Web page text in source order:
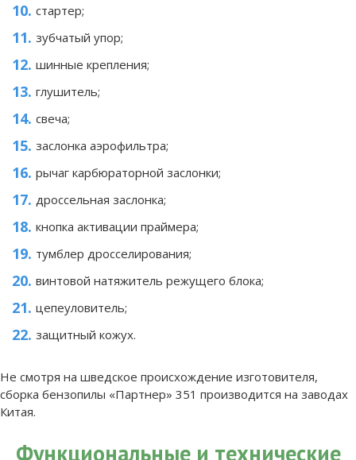
стартер;
зубчатый упор;
шинные крепления;
глушитель;
свеча;
заслонка аэрофильтра;
рычаг карбюраторной заслонки;
дроссельная заслонка;
кнопка активации праймера;
тумблер дросселирования;
винтовой натяжитель режущего блока;
цепеуловитель;
защитный кожух.
Не смотря на шведское происхождение изготовителя,
сборка бензопилы «Партнер» 351 производится на заводах
Китая.
Функциональные и технические